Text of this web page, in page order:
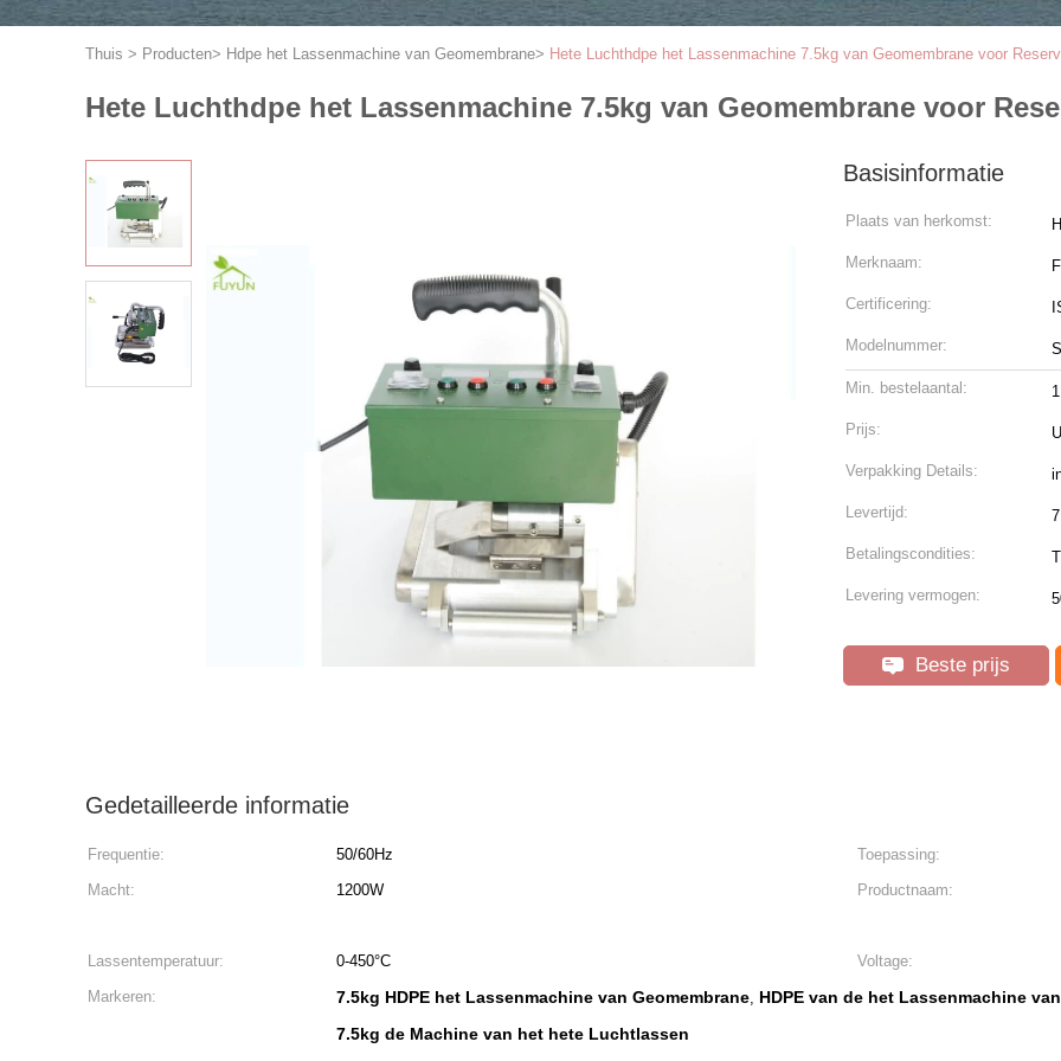
Thuis > Producten> Hdpe het Lassenmachine van Geomembrane> Hete Luchthdpe het Lassenmachine 7.5kg van Geomembrane voor
Hete Luchthdpe het Lassenmachine 7.5kg van Geomembrane voor
Basisinformatie
Plaats van herkomst:
Merknaam:
Certificering:
Modelnummer:
Min. bestelaantal:
Prijs:
Verpakking Details:
Levertijd:
Betalingscondities:
Levering vermogen:
Beste prijs
Gedetailleerde informatie
Frequentie: 50/60Hz
Toepassing:
Macht:
1200W Productnaam:
Lassentemperatuur: 0-450°C
Voltage:
Markeren:
7.5kg HDPE het Lassenmachine van Geomembrane, HDPE van de het Lassenmachine
7.5kg de Machine van het hete Luchtlassen